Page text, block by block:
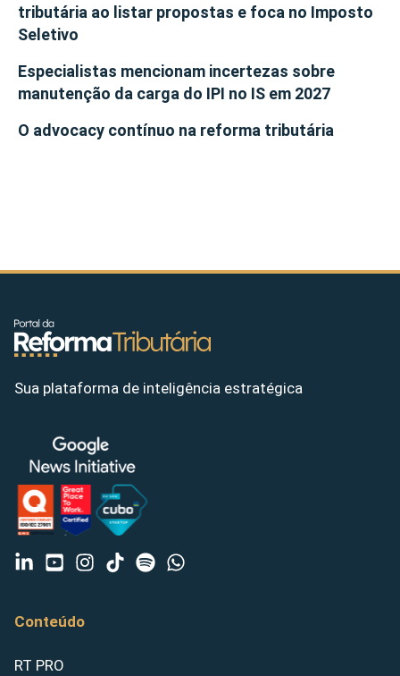
tributária ao listar propostas e foca no Imposto
Seletivo
Especialistas mencionam incertezas sobre
manutenção da carga do IPI no IS em 2027
O advocacy contínuo na reforma tributária
Sua plataforma de inteligência estratégica
Conteúdo
RT PRO